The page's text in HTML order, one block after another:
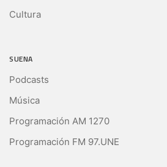
Cultura
SUENA
Podcasts
Música
Programación AM 1270
Programación FM 97.UNE